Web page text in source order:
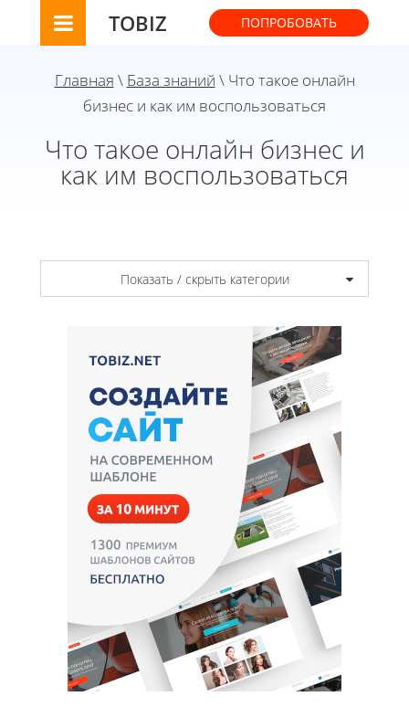
TOBIZ ПОПРОБОВАТЬ
Главная \ База знаний \ Что такое онлайн
бизнес и как им воспользоваться
Что такое онлайн бизнес и
как им воспользоваться
Показать / скрыть категории